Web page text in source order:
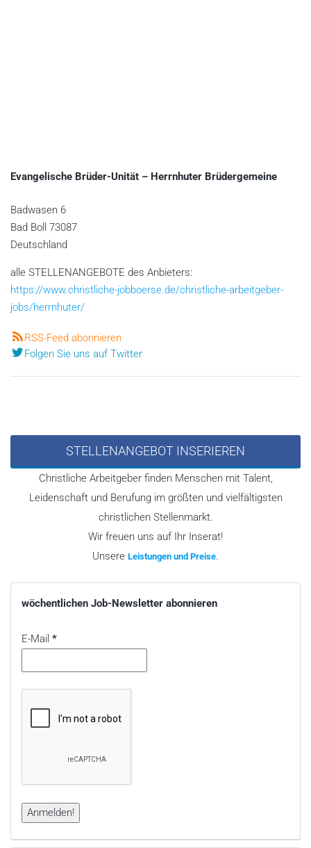
Evangelische Brüder-Unität – Herrnhuter Brüdergemeine
Badwasen 6
Bad Boll 73087
Deutschland
alle STELLENANGEBOTE des Anbieters:
https://www.christliche-jobboerse.de/christliche-arbeitgeber-
jobs/herrnhuter/
RSS-Feed abonnieren
Folgen Sie uns auf Twitter
STELLENANGEBOT INSERIEREN
Christliche Arbeitgeber finden Menschen mit Talent,
Leidenschaft und Berufung im größten und vielfältigsten
christlichen Stellenmarkt.
Wir freuen uns auf Ihr Inserat!
Unsere Leistungen und Preise.
wöchentlichen Job-Newsletter abonnieren
E-Mail *